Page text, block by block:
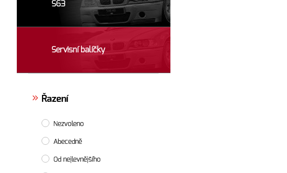
S63
Servisní balíčky
Řazení
Nezvoleno
Abecedně
Od nejlevnějšího